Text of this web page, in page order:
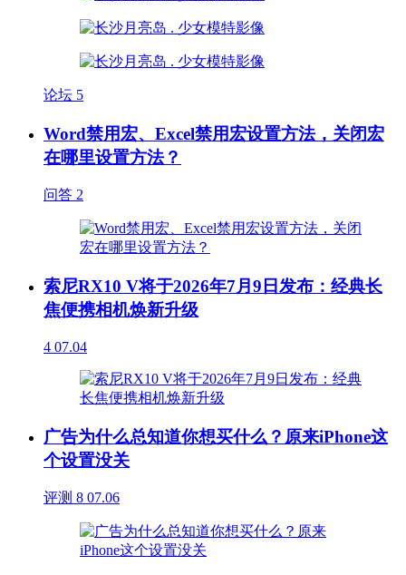
论坛 5
Word禁用宏、Excel禁用宏设置方法，关闭宏
在哪里设置方法？
问答 2
索尼RX10 V将于2026年7月9日发布：经典长
焦便携相机焕新升级
4 07.04
广告为什么总知道你想买什么？原来iPhone这
个设置没关
评测 8 07.06